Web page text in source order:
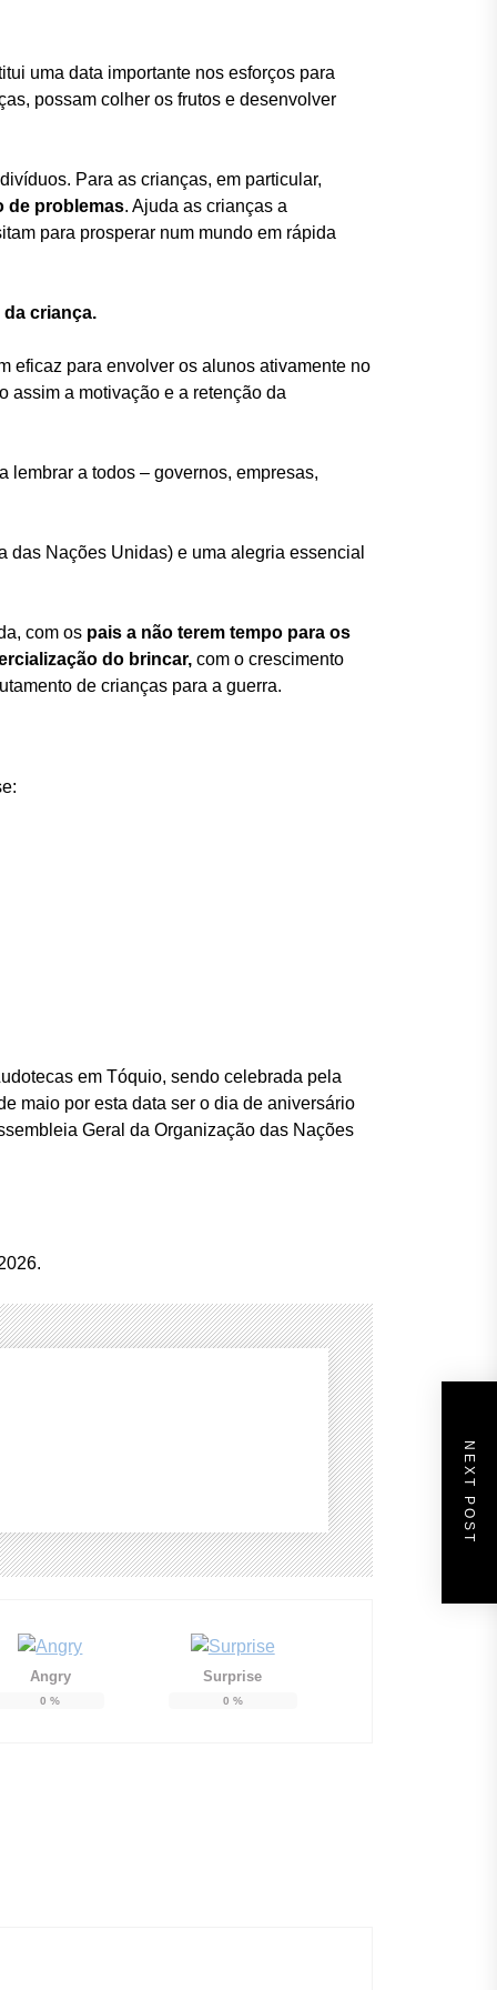
uma data importante nos esforços para
possam colher os frutos e desenvolver
Para as crianças, em particular,
de problemas. Ajuda as crianças a
para prosperar num mundo em rápida
criança.
eficaz para envolver os alunos ativamente no
assim a motivação e a retenção da
lembrar a todos – governos, empresas,
Nações Unidas) e uma alegria essencial
com os pais a não terem tempo para os
do brincar, com o crescimento
de crianças para a guerra.
em Tóquio, sendo celebrada pela
maio por esta data ser o dia de aniversário
Geral da Organização das Nações
Angry
0 %
Surprise
0 %
NEXT POST